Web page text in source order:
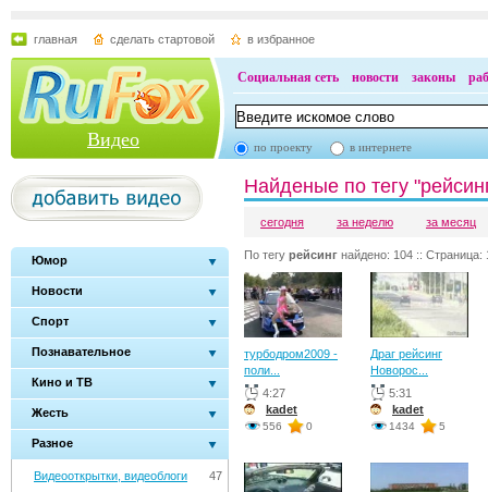
главная сделать стартовой в избранное
Видео
Социальная сеть новости законы
по проекту в интернете
Юмор
Новости
Спорт
Познавательное
Кино и ТВ
Жесть
Разное
47
Видеооткрытки, видеоблоги
Найденые по тегу
сегодня за неделю за месяц
По тегу рейсинг найдено: 104 :: Страница:
турбодром2009 -
поли...
4:27
kadet
556 0
Драг рейсинг
Новорос...
5:31
kadet
1434 5